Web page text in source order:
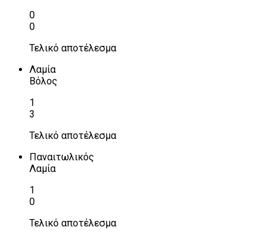
0
0
Τελικό αποτέλεσμα
Λαμία
Βόλος
1
3
Τελικό αποτέλεσμα
Παναιτωλικός
Λαμία
1
0
Τελικό αποτέλεσμα